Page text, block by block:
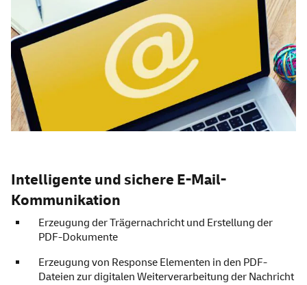
Intelligente und sichere E-Mail-
Kommunikation
Erzeugung der Trägernachricht und Erstellung der
PDF-Dokumente
Erzeugung von Response Elementen in den PDF-
Dateien zur digitalen Weiterverarbeitung der Nachricht